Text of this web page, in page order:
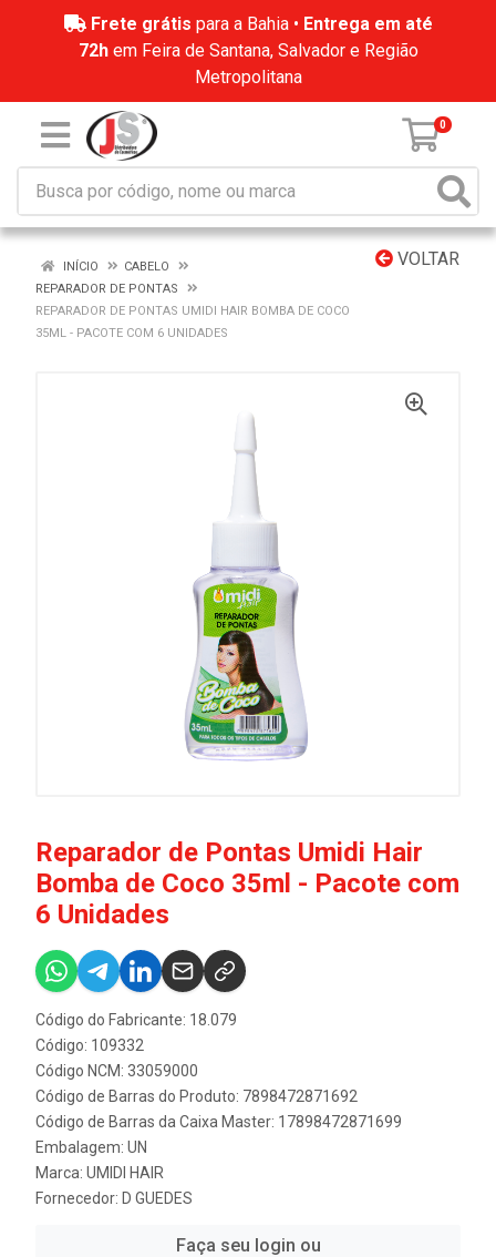
Frete grátis para a Bahia • Entrega em até
72hem Feira de Santana, Salvador e Região
Metropolitana
0
VOLTAR
INÍCIO
CABELO
REPARADOR DE PONTAS
REPARADOR DE PONTAS UMIDI HAIR BOMBA DE COCO
35ML - PACOTE COM 6 UNIDADES
Reparador de Pontas Umidi Hair
Bomba de Coco 35ml - Pacote com
6 Unidades
Código do Fabricante: 18.079
Código: 109332
Código NCM: 33059000
Código de Barras do Produto: 7898472871692
Código de Barras da Caixa Master: 17898472871699
Embalagem: UN
Marca: UMIDI HAIR
Fornecedor: D GUEDES
Faça seu login ou